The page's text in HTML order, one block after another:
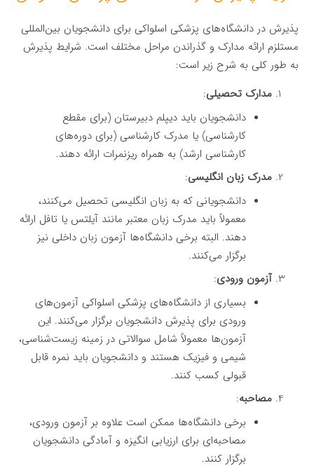
پذیرش در دانشگاه‌های پزشکی اسلواکی برای دانشجویان بین‌المللی
مستلزم ارائه مدارک و گذراندن مراحل مختلف است. شرایط پذیرش
به طور کلی به شرح زیر است:
مدارک تحصیلی:
دانشجویان باید دیپلم دبیرستان (برای مقطع
کارشناسی) یا مدرک کارشناسی (برای دوره‌های
کارشناسی ارشد) به همراه ریزنمرات ارائه دهند.
مدرک زبان انگلیسی:
دانشجویانی که به زبان انگلیسی تحصیل می‌کنند،
معمولاً باید مدرک زبان معتبر مانند آیلتس یا تافل ارائه
دهند. البته برخی دانشگاه‌ها آزمون زبان داخلی نیز
برگزار می‌کنند.
آزمون ورودی:
بسیاری از دانشگاه‌های پزشکی اسلواکی آزمون‌های
ورودی برای پذیرش دانشجویان برگزار می‌کنند. این
آزمون‌ها معمولاً شامل سوالاتی در زمینه زیست‌شناسی،
شیمی و فیزیک هستند و دانشجویان باید نمره قابل
قبولی کسب کنند.
مصاحبه:
برخی دانشگاه‌ها ممکن است علاوه بر آزمون ورودی،
مصاحبه‌ای برای ارزیابی انگیزه و آمادگی دانشجویان
برگزار کنند.